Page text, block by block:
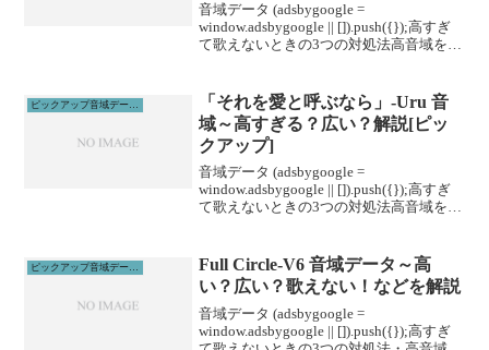
音域データ (adsbygoogle =
window.adsbygoogle || []).push({});高すぎ
て歌えないときの3つの対処法高音域を広
ルに通うこと...
ピックアップ音域データ解説
「それを愛と呼ぶなら」-Uru 音
域～高すぎる？広い？解説[ピッ
クアップ]
音域データ (adsbygoogle =
window.adsbygoogle || []).push({});高すぎ
て歌えないときの3つの対処法高音域を広
ルに通うこと...
ピックアップ音域データ解説
Full Circle-V6 音域データ～高
い？広い？歌えない！などを解説
音域データ (adsbygoogle =
window.adsbygoogle || []).push({});高すぎ